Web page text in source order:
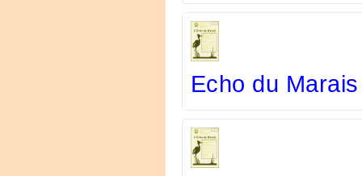
Echo du